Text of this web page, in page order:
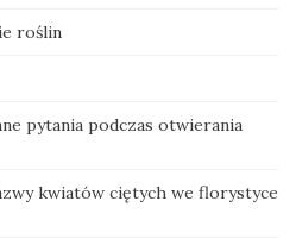
roślin
pytania podczas otwierania
kwiatów ciętych we florystyce